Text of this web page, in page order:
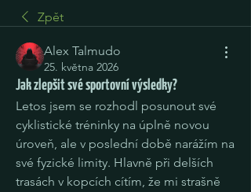
Zpět
Alex Talmudo
25. května 2026
Jak zlepšit své sportovní výsledky?
Letos jsem se rozhodl posunout své
cyklistické tréninky na úplně novou
úroveň, ale v poslední době narážím na
své fyzické limity. Hlavně při delších
trasách v kopcích cítím, že mi strašně